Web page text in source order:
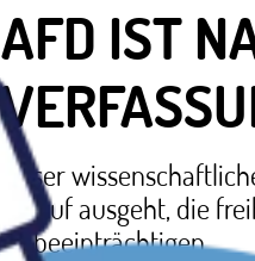
AFD IST
Unser
darauf ausgeht, die
zu beeinträchtigen.